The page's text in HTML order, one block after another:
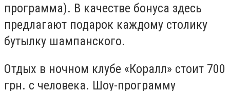
программа). В качестве бонуса здесь
предлагают подарок каждому столику
бутылку шампанского.
Отдых в ночном клубе «Коралл» стоит 700
грн. с человека. Шоу-программу